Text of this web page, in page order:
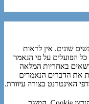
שונים. אין לראות
הפועלים על פי הנאמר
באחריות המלאה
את הדברים הנאמרים
האינטרנט בצורה עיוורת.